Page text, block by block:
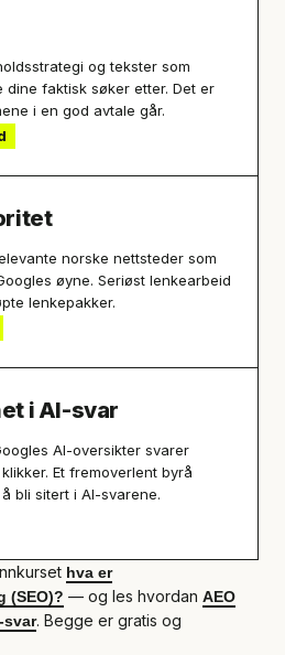
og tekster som
faktisk søker etter. Det er
i en god avtale går.
norske nettsteder som
øyne. Seriøst lenkearbeid
lenkepakker.
i AI-svar
AI-oversikter svarer
Et fremoverlent byrå
bli sitert i AI-svarene.
hva er
(SEO)? — og les hvordan AEO
svar. Begge er gratis og